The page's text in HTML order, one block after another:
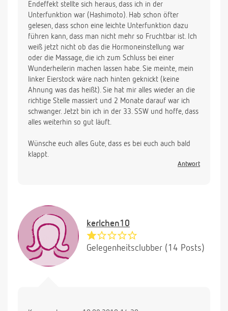
Endeffekt stellte sich heraus, dass ich in der
Unterfunktion war (Hashimoto). Hab schon öfter
gelesen, dass schon eine leichte Unterfunktion dazu
führen kann, dass man nicht mehr so Fruchtbar ist. Ich
weiß jetzt nicht ob das die Hormoneinstellung war
oder die Massage, die ich zum Schluss bei einer
Wunderheilerin machen lassen habe. Sie meinte, mein
linker Eierstock wäre nach hinten geknickt (keine
Ahnung was das heißt). Sie hat mir alles wieder an die
richtige Stelle massiert und 2 Monate darauf war ich
schwanger. Jetzt bin ich in der 33. SSW und hoffe, dass
alles weiterhin so gut läuft.
Wünsche euch alles Gute, dass es bei euch auch bald
klappt.
Antwort
kerlchen10
Gelegenheitsclubber (14 Posts)